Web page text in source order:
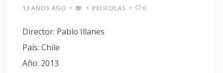
13 AÑOS AGO • • PELICULAS • 0
Director: Pablo Illanes
País: Chile
Año: 2013